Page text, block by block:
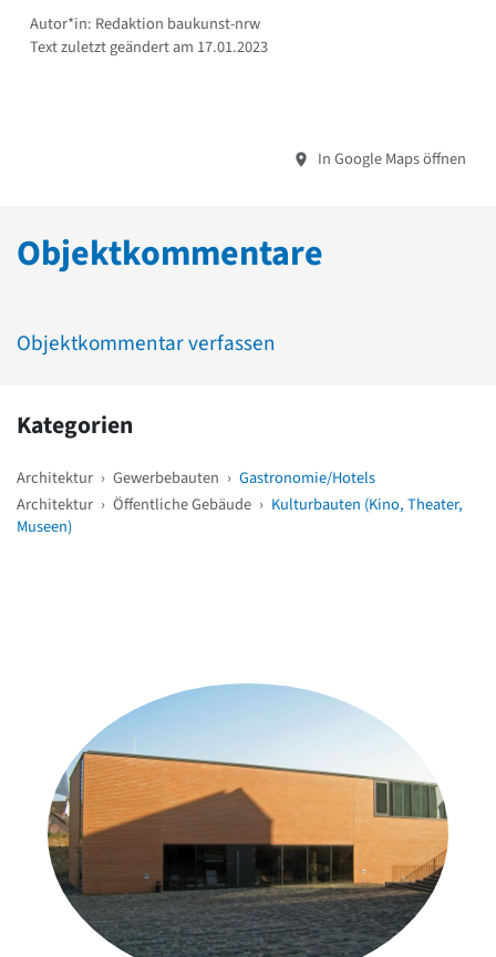
Autor*in: Redaktion baukunst-nrw
Text zuletzt geändert am 17.01.2023
In Google Maps öffnen
Objektkommentare
Objektkommentar verfassen
Kategorien
Architektur › Gewerbebauten › Gastronomie/Hotels
Architektur › Öffentliche Gebäude › Kulturbauten (Kino, Theater,
Museen)